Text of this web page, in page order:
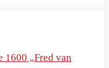
1600 „Fred van